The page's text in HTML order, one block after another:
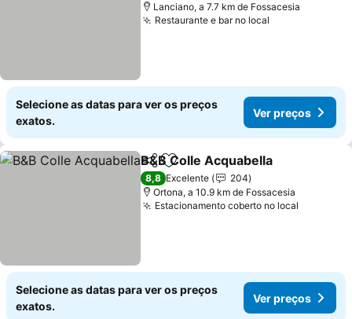
Lanciano, a 7.7 km de Fossacesia
Restaurante e bar no local
Selecione as datas para ver os preços
exatos.
Ver preços
PartilharAdicionar aos favoritos
B&B Colle Acquabella
8,8 Excelente
204
Ortona, a 10.9 km de Fossacesia
Estacionamento coberto no local
Selecione as datas para ver os preços
exatos.
Ver preços